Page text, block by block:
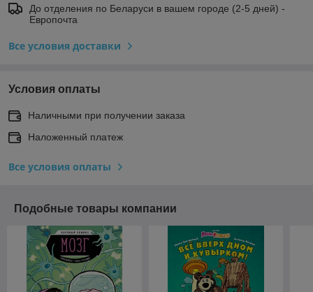
До отделения по Беларуси в вашем городе (2-5 дней) -
Европочта
Все условия доставки
Условия оплаты
Наличными при получении заказа
Наложенный платеж
Все условия оплаты
Подобные товары компании